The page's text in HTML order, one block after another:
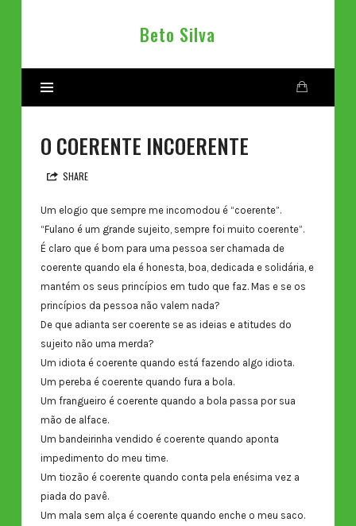
Beto
Beto Silva
O COERENTE INCOERENTE
SHARE
Um elogio que sempre me incomodou é “coerente”.
“Fulano é um grande sujeito, sempre foi muito coerente”.
É claro que é bom para uma pessoa ser chamada de
coerente quando ela é honesta, boa, dedicada e solidária, e
mantém os seus princípios em tudo que faz. Mas e se os
princípios da pessoa não valem nada?
De que adianta ser coerente se as ideias e atitudes do
sujeito não uma merda?
Um idiota é coerente quando está fazendo algo idiota.
Um pereba é coerente quando fura a bola.
Um frangueiro é coerente quando a bola passa por sua
mão de alface.
Um bandeirinha vendido é coerente quando aponta
impedimento do meu time.
Um tiozão é coerente quando conta pela enésima vez a
piada do pavê.
Um mala sem alça é coerente quando enche o meu saco.